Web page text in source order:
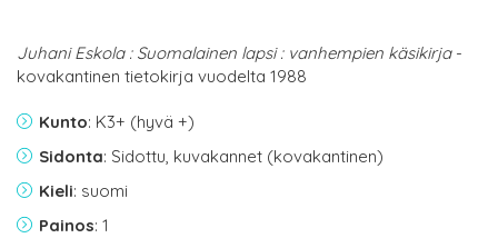
Juhani Eskola : Suomalainen lapsi : vanhempien käsikirja-
kovakantinen tietokirja vuodelta 1988
Kunto: K3+ (hyvä +)
Sidonta: Sidottu, kuvakannet (kovakantinen)
Kieli: suomi
Painos: 1